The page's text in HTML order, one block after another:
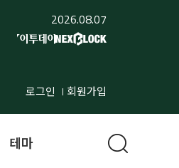
2026.08.07
로그인 회원가입
테마